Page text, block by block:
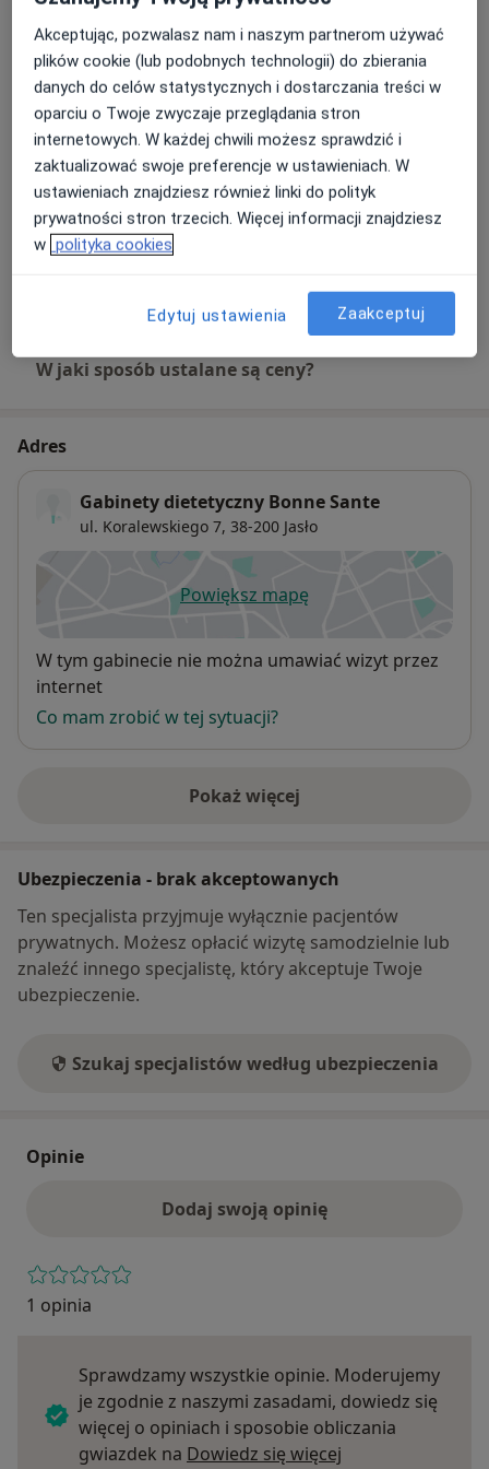
Analiza składu ciała
Szczegóły
Analiza stanu odżywienia
Szczegóły
Coaching
Szczegóły
W jaki sposób ustalane są ceny?
Adres
Gabinety dietetyczny Bonne Sante
ul. Koralewskiego 7, 38-200 Jasło
Powiększ mapęotwiera się w nowej karcie
Dostępność
W tym gabinecie nie można umawiać wizyt przez
internet
Co mam zrobić w tej sytuacji?
Pokaż więcej
o adresie
Ubezpieczenia - brak akceptowanych
Ten specjalista przyjmuje wyłącznie pacjentów
prywatnych. Możesz opłacić wizytę samodzielnie lub
znaleźć innego specjalistę, który akceptuje Twoje
ubezpieczenie.
Szukaj specjalistów według ubezpieczenia
Opinie
Dodaj swoją opinię
1 opinia
Sprawdzamy wszystkie opinie. Moderujemy
je zgodnie z naszymi zasadami, dowiedz się
więcej o opiniach i sposobie obliczania
gwiazdek na Dowiedz się więcej
Akceptując, pozwalasz nam i naszym partnerom używać
plików cookie (lub podobnych technologii) do zbierania
danych do celów statystycznych i dostarczania treści w
oparciu o Twoje zwyczaje przeglądania stron
internetowych. W każdej chwili możesz sprawdzić i
zaktualizować swoje preferencje w ustawieniach. W
ustawieniach znajdziesz również linki do polityk
prywatności stron trzecich. Więcej informacji znajdziesz
w polityka cookies
Edytuj ustawienia Zaakceptuj